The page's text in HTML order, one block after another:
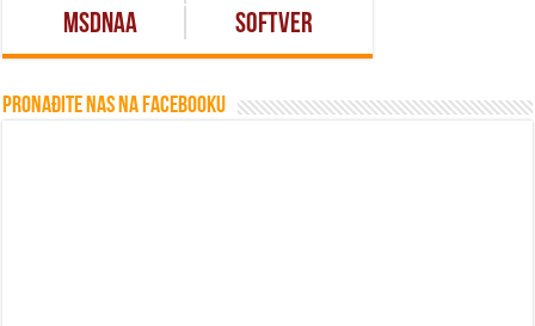
MSDNAA Softver
Pronađite nas na Facebooku